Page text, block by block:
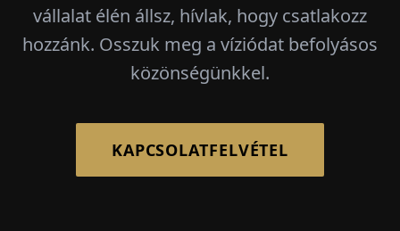
vállalat élén állsz, hívlak, hogy csatlakozz
hozzánk. Osszuk meg a víziódat befolyásos
közönségünkkel.
KAPCSOLATFELVÉTEL